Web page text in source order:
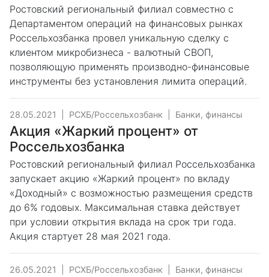
Ростовский региональный филиал совместно с
Департаментом операций на финансовых рынках
Россельхозбанка провел уникальную сделку с
клиентом микробизнеса - валютный СВОП,
позволяющую применять производно-финансовые
инструменты без установления лимита операций.
28.05.2021 РСХБ/Россельхозбанк Банки, финансы
Акция «Жаркий процент» от
Россельхозбанка
Ростовский региональный филиал Россельхозбанка
запускает акцию «Жаркий процент» по вкладу
«Доходный» с возможностью размещения средств
до 6% годовых. Максимальная ставка действует
при условии открытия вклада на срок три года.
Акция стартует 28 мая 2021 года.
26.05.2021 РСХБ/Россельхозбанк Банки, финансы